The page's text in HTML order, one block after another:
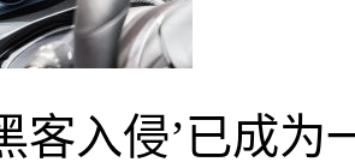
客入侵’已成